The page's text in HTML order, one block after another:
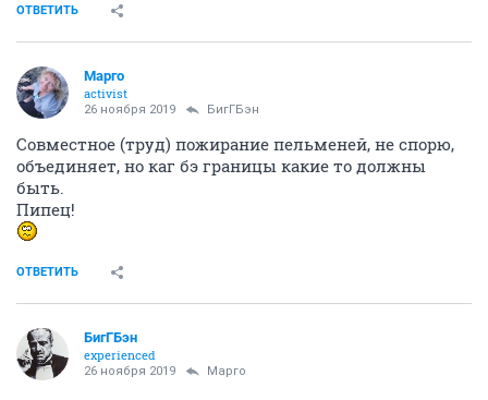
ОТВЕТИТЬ
Mаргo
activist
26 ноября 2019 БигГБэн
Совместное (труд) пожирание пельменей, не спорю,
объединяет, но каг бэ границы какие то должны
быть.
Пипец!
ОТВЕТИТЬ
БигГБэн
experienced
26 ноября 2019 Mаргo